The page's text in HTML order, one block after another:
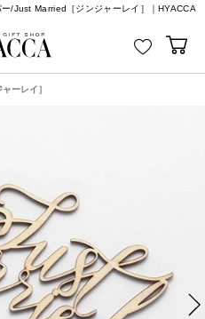
/Just Married［ジンジャーレイ］｜HYACCA
ーレイ］